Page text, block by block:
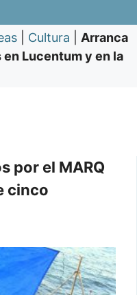
Cultura
Arranca
Lucentum y en la
por el MARQ
cinco